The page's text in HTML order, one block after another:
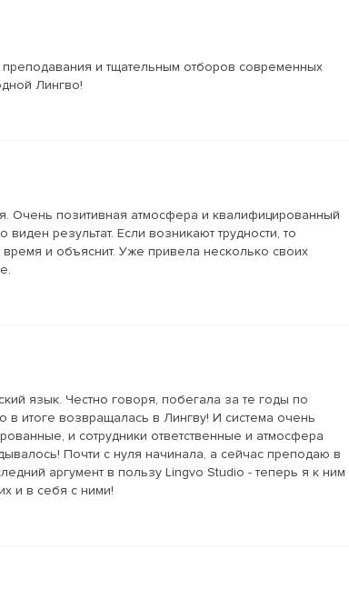
и тщательным отборов современных
Лингво!
Очень позитивная атмосфера и квалифицированный
результат. Если возникают трудности, то
и объяснит. Уже привела несколько своих
язык. Честно говоря, побегала за те годы по
в итоге возвращалась в Лингву! И система очень
и сотрудники ответственные и атмосфера
Почти с нуля начинала, а сейчас преподаю в
аргумент в пользу Lingvo Studio - теперь я к ним
и в себя с ними!